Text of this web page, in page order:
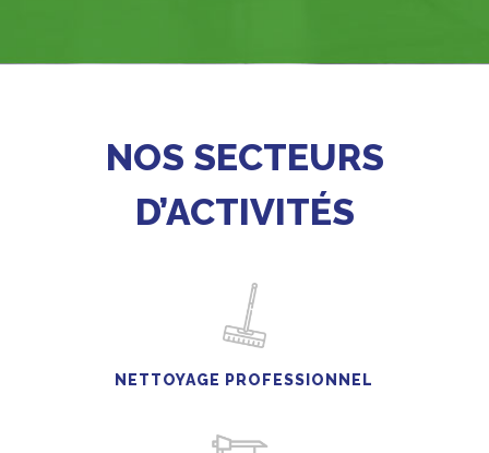
NOS SECTEURS
D’ACTIVITÉS
NETTOYAGE PROFESSIONNEL